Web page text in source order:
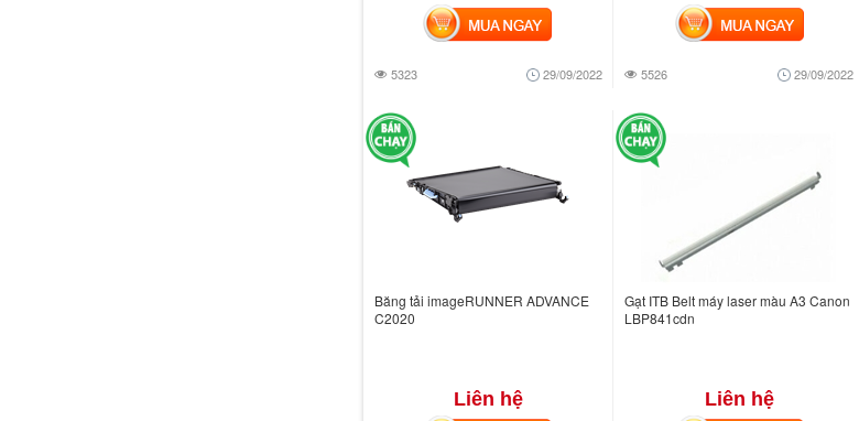
5323 29/09/2022
MUA NGAY
5526 29/09/2022
MUA NGAY
Băng tải imageRUNNER ADVANCE
C2020
Liên hệ
Gạt ITB Belt máy laser màu A3 Canon
LBP841cdn
Liên hệ